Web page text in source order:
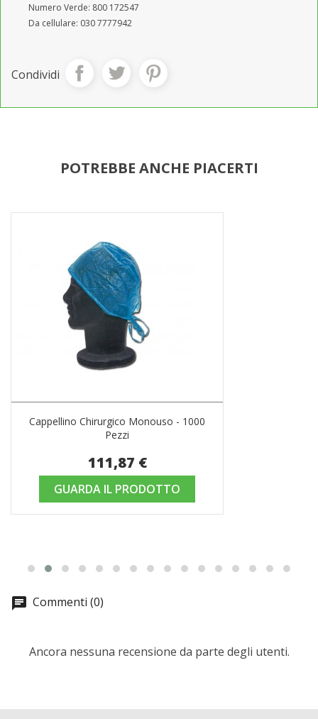
Numero Verde: 800 172547
Da cellulare: 030 7777942
Condividi
POTREBBE ANCHE PIACERTI
Cappellino Chirurgico Monouso - 1000
Pezzi
111,87 €
GUARDA IL PRODOTTO
Commenti (0)
Ancora nessuna recensione da parte degli utenti.